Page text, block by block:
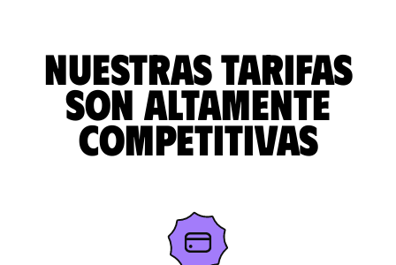
Nuestras tarifas
son altamente
competitivas